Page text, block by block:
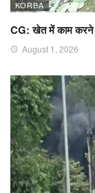
KORBA
CG: खेत में काम करने
August 1, 2026